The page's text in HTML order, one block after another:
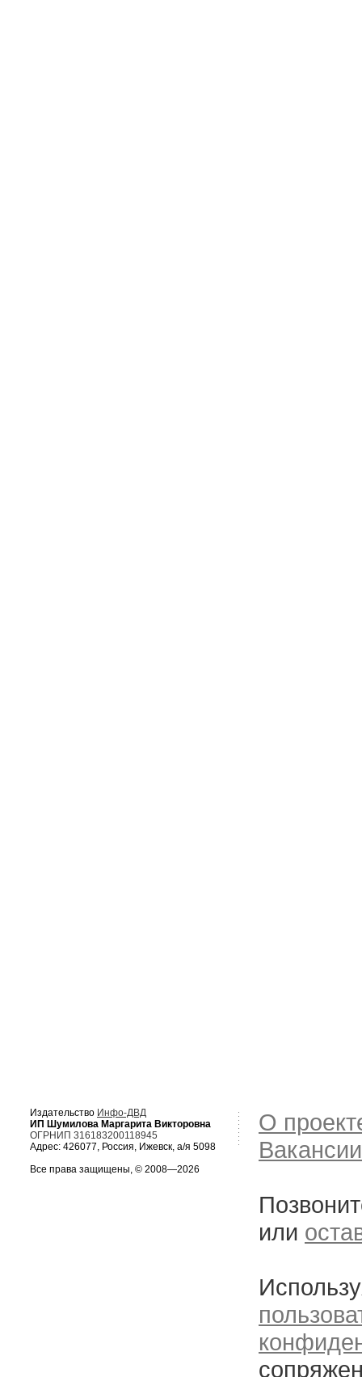
Издательство Инфо-ДВД
ИП Шумилова Маргарита Викторовна
ОГРНИП 316183200118945
Адрес: 426077, Россия, Ижевск, а/я 5098
Все права защищены, © 2008—2026
О
Вакансии
или